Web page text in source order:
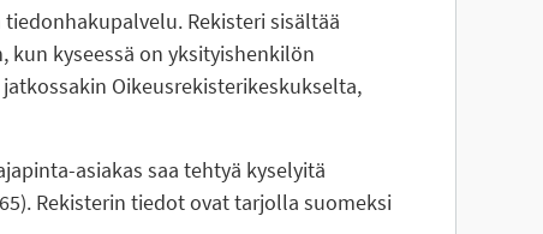
Rekisteri sisältää
kun kyseessä on yksityishenkilön
Oikeusrekisterikeskukselta,
asiakas saa tehtyä kyselyitä
Rekisterin tiedot ovat tarjolla suomeksi